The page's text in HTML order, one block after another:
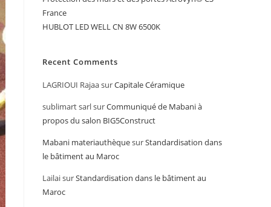
France
HUBLOT LED WELL CN 8W 6500K
Recent Comments
LAGRIOUI RajaasurCapitale Céramique
sublimart sarlsurCommuniqué de Mabani à
propos du salon BIG5Construct
Mabani materiauthèquesurStandardisation dans
le bâtiment au Maroc
LailaisurStandardisation dans le bâtiment au
Maroc